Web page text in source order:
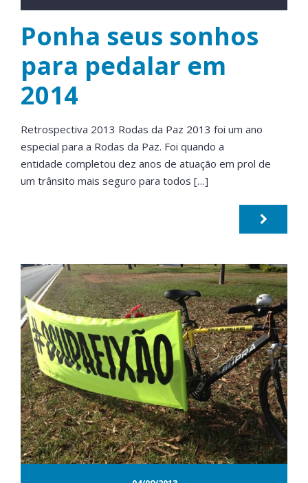
Ponha seus sonhos
para pedalar em
2014
Retrospectiva 2013 Rodas da Paz 2013 foi um ano
especial para a Rodas da Paz. Foi quando a
entidade completou dez anos de atuação em prol de
um trânsito mais seguro para todos […]